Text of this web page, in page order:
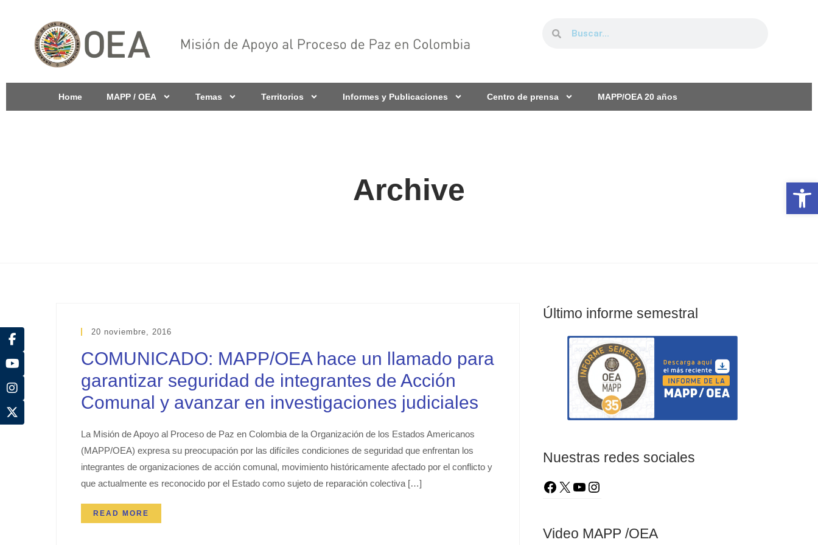
Home MAPP / OEA Temas Territorios Informes y Publicaciones Centro de prensa MAPP/OEA 20 años
Archive
20 noviembre, 2016
COMUNICADO: MAPP/OEA hace un llamado para
garantizar seguridad de integrantes de Acción
Comunal y avanzar en investigaciones judiciales
La Misión de Apoyo al Proceso de Paz en Colombia de la Organización de los Estados Americanos
(MAPP/OEA) expresa su preocupación por las difíciles condiciones de seguridad que enfrentan los
integrantes de organizaciones de acción comunal, movimiento históricamente afectado por el conflicto y
que actualmente es reconocido por el Estado como sujeto de reparación colectiva […]
READ MORE
Último informe semestral
Nuestras redes sociales
Video MAPP /OEA